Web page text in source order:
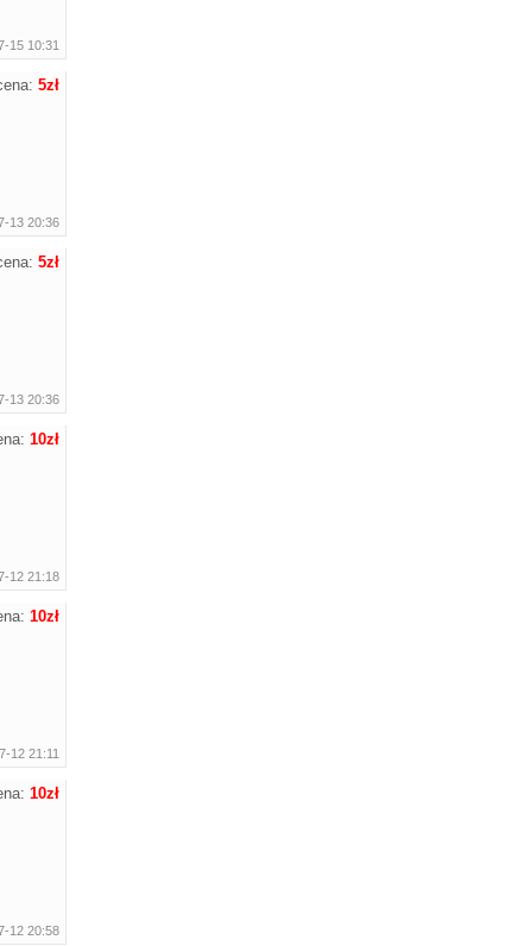
15 10:31
5zł
13 20:36
5zł
13 20:36
10zł
12 21:18
10zł
12 21:11
10zł
12 20:58